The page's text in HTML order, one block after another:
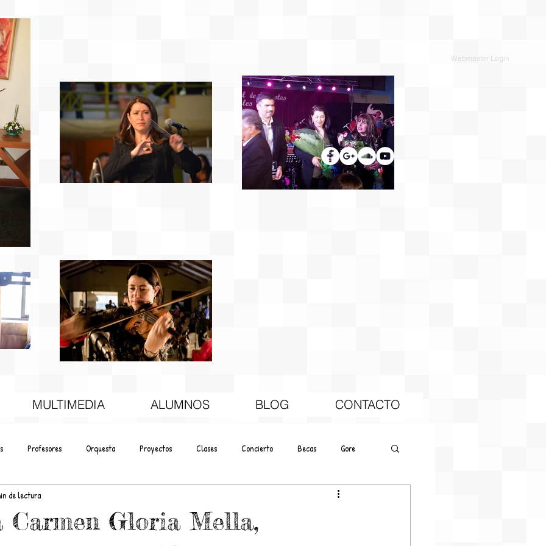
Webmaster Login
MULTIMEDIA ALUMNOS BLOG CONTACTO
Profesores Orquesta Proyectos Clases Concierto Becas Gore
Carmen Gloria Mella,
de lectura